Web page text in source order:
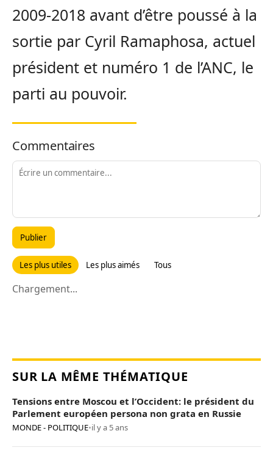
2009-2018 avant d’être poussé à la
sortie par Cyril Ramaphosa, actuel
président et numéro 1 de l’ANC, le
parti au pouvoir.
Commentaires
Publier
Les plus utiles Les plus aimés Tous
Chargement...
SUR LA MÊME THÉMATIQUE
Tensions entre Moscou et l’Occident: le président du
Parlement européen persona non grata en Russie
MONDE - POLITIQUE•il y a 5 ans